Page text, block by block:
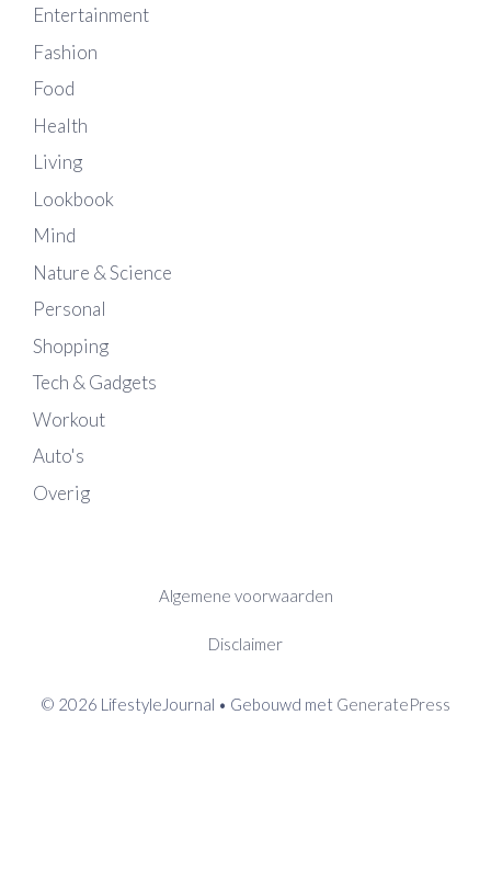
Entertainment
Fashion
Food
Health
Living
Lookbook
Mind
Nature & Science
Personal
Shopping
Tech & Gadgets
Workout
Auto's
Overig
Algemene voorwaarden
Disclaimer
© 2026 LifestyleJournal • Gebouwd met GeneratePress